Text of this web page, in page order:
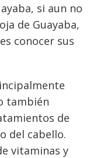
si aun no
de Guayaba,
conocer sus
también
de
del cabello.
vitaminas y